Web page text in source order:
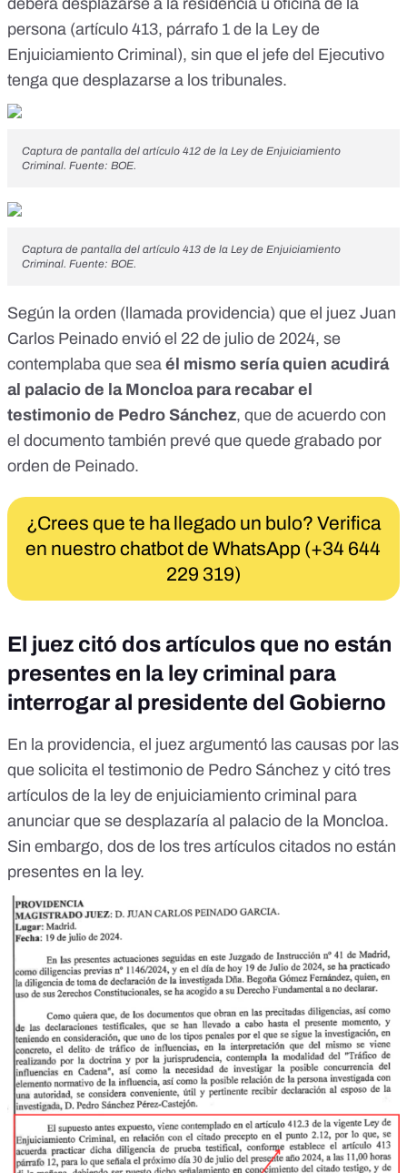
deberá desplazarse a la residencia u oficina de la
persona (artículo 413, párrafo 1 de la Ley de
Enjuiciamiento Criminal ), sin que el jefe del Ejecutivo
tenga que desplazarse a los tribunales.
Captura de pantalla del artículo 412 de la Ley de Enjuiciamiento
Criminal. Fuente: BOE.
Captura de pantalla del artículo 413 de la Ley de Enjuiciamiento
Criminal. Fuente: BOE.
Según la orden (llamada providencia) que el juez Juan
Carlos Peinado envió el 22 de julio de 2024, se
contemplaba que sea él mismo sería quien acudirá
al palacio de la Moncloa para recabar el
testimonio de Pedro Sánchez, que de acuerdo con
el documento también prevé que quede grabado por
orden de Peinado.
¿Crees que te ha llegado un bulo? Verifica
en nuestro chatbot de WhatsApp (+34 644
229 319)
El juez citó dos artículos que no están
presentes en la ley criminal para
interrogar al presidente del Gobierno
En la providencia, el juez argumentó las causas por las
que solicita el testimonio de Pedro Sánchez y citó tres
artículos de la ley de enjuiciamiento criminal para
anunciar que se desplazaría al palacio de la Moncloa.
Sin embargo, dos de los tres artículos citados no están
presentes en la ley.